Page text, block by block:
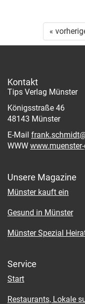
«
Kontakt
Tips Verlag Münster
Königsstraße 46
48143 Münster
E-Mail
WWW
Unsere Magazine
Münster kauft ein
Gesund in Münster
Münster Spezial
Service
Start
Restaurants, Lokale